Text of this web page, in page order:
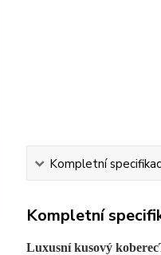
Kompletní
Kompletní
Luxusní kusový koberec